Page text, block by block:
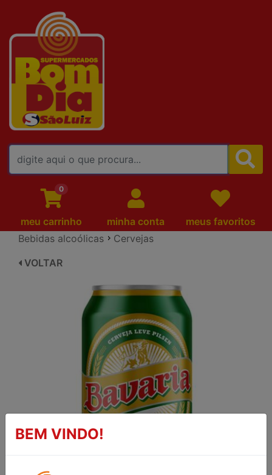
0
meu carrinho minha conta
meus favoritos
Bebidas alcoólicas
Cervejas
VOLTAR
BEM VINDO!